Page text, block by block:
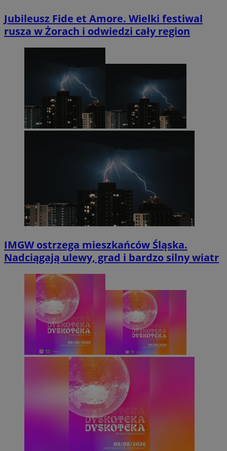
Jubileusz Fide et Amore. Wielki festiwal
rusza w Żorach i odwiedzi cały region
IMGW ostrzega mieszkańców Śląska.
Nadciągają ulewy, grad i bardzo silny wiatr